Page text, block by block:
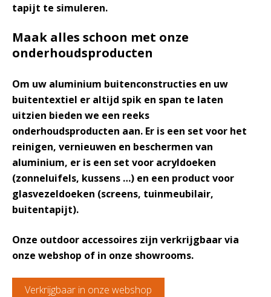
tapijt te simuleren.
Maak alles schoon met onze
onderhoudsproducten
Om uw aluminium buitenconstructies en uw
buitentextiel er altijd spik en span te laten
uitzien bieden we een reeks
onderhoudsproducten aan. Er is een set voor het
reinigen, vernieuwen en beschermen van
aluminium, er is een set voor acryldoeken
(zonneluifels, kussens …) en een product voor
glasvezeldoeken (screens, tuinmeubilair,
buitentapijt).
Onze outdoor accessoires zijn verkrijgbaar via
onze webshop of in onze showrooms.
Verkrijgbaar in onze webshop